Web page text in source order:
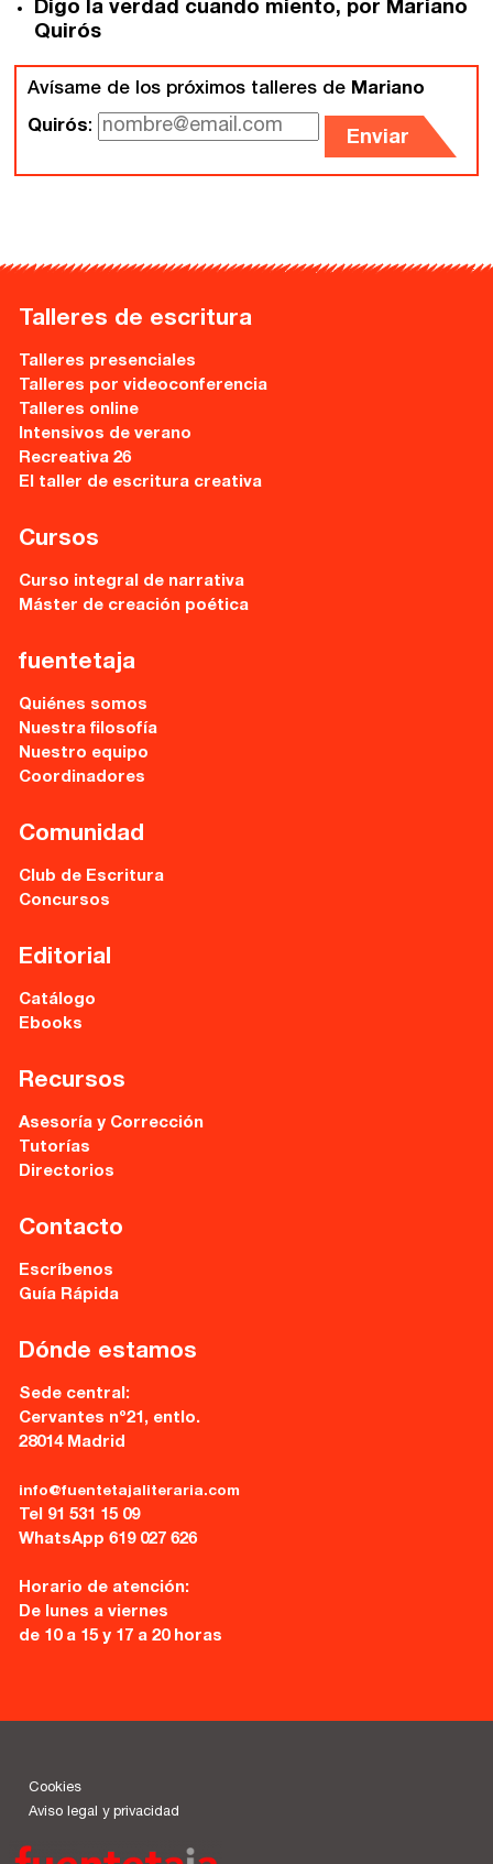
Las Palmas
Coordinadores
Comunidad
Club de Escritura
Concursos
Catálogo
Ebooks
Recursos
Asesoría y Corrección
Escríbenos
Guía Rápida
Cervantes nº21, entlo.
28014 Madrid
info@fuentetajaliteraria.com
WhatsApp 619 027 626
De lunes a viernes
Digo la verdad cuando miento, por Mariano
Quirós
Avísame de los próximos talleres de Mariano
Quirós:
Enviar
Talleres de escritura
Talleres presenciales
Talleres por videoconferencia
Talleres online
Intensivos de verano
Recreativa 26
El taller de escritura creativa
Cursos
Curso integral de narrativa
Máster de creación poética
fuentetaja
Quiénes somos
Nuestra filosofía
Nuestro equipo
Coordinadores
Comunidad
Club de Escritura
Concursos
Editorial
Catálogo
Ebooks
Recursos
Asesoría y Corrección
Tutorías
Directorios
Contacto
Escríbenos
Guía Rápida
Dónde estamos
Sede central:
Cervantes nº21, entlo.
28014 Madrid
info@fuentetajaliteraria.com
Tel 91 531 15 09
WhatsApp 619 027 626
Horario de atención:
De lunes a viernes
de 10 a 15 y 17 a 20 horas
Cookies
Aviso legal y privacidad